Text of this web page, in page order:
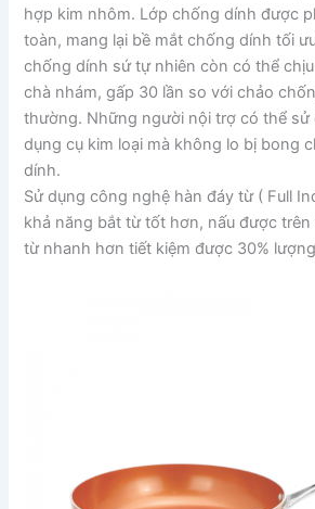
hợp kim nhôm. Lớp chống dính được
toàn, mang lại bề mắt chống dính tối
chống dính sứ tự nhiên còn có thể
chà nhám, gấp 30 lần so với chảo
thường. Những người nội trợ có thể sử
dụng cụ kim loại mà không lo bị bong
dính.
Sử dụng công nghệ hàn đáy từ ( Full
khả năng bắt từ tốt hơn, nấu được trên
từ nhanh hơn tiết kiệm được 30%